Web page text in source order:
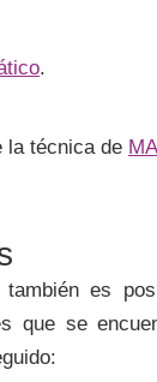
.
la técnica de
es
que se